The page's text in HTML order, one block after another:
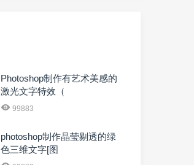
Photoshop制作有艺术美感的
激光文字特效（
99883
photoshop制作晶莹剔透的绿
色三维文字[图